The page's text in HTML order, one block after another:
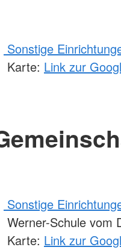
Sonstige
Karte: Link zur
Sonstige
Werner-Schule vom
Karte: Link zur